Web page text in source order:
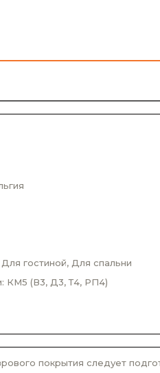
гостиной, Для спальни
КМ5 (В3, Д3, Т4, РП4)
покрытия следует